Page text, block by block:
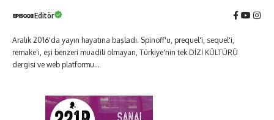
Editör
Aralık 2016'da yayın hayatına başladı. Spinoff'u, prequel'i, sequel'i,
remake'i, eşi benzeri muadili olmayan, Türkiye'nin tek DİZİ KÜLTÜRÜ
dergisi ve web platformu...